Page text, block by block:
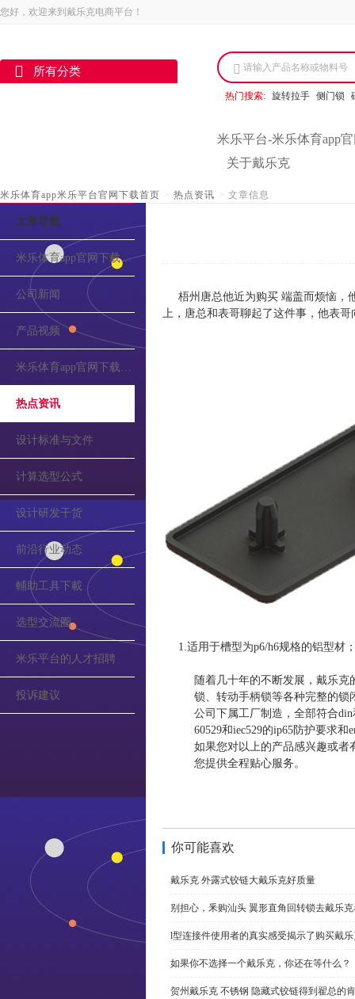
您好，欢迎来到戴乐克电商平台！
所有分类 请输入产品名称或物料号
热门搜索: 旋转拉手 侧门锁
米乐平台-米乐体育app
关于戴乐克
米乐体育app米乐平台官网下载首页 > 热点资讯 > 文章信息
文章导航
米乐体育app官网下载的介绍
公司新闻
产品视频
米乐体育app官网下载的公告
热点资讯
设计标准与文件
计算选型公式
设计研发干货
前沿行业动态
輔助工具下載
选型交流圈
米乐平台的人才招聘
投诉建议
梧州唐总他近为购买 端盖而烦恼，
上，唐总和表哥聊起了这件事，他表
1.适用于槽型为p6/h6规格的铝型材
随着几十年的不断发展，戴乐
锁、转动手柄锁等各种完整的锁
公司下属工厂制造，全部符合din
60529和iec529的ip65防护要求和
如果您对以上的产品感兴趣或者
您提供全程贴心服务。
你可能喜欢
戴乐克 外露式铰链大戴乐克好质量
别担心，釆购汕头 翼形直角回转锁去戴乐
l型连接件使用者的真实感受揭示了购买戴
如果你不选择一个戴乐克，你还在等什么？
贺州戴乐克 不锈钢 隐藏式铰链得到翟总的